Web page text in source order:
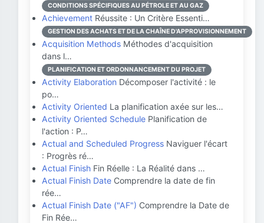
CONDITIONS SPÉCIFIQUES AU PÉTROLE ET AU GAZ
Achievement Réussite : Un Critère Essenti…
GESTION DES ACHATS ET DE LA CHAÎNE D'APPROVISIONNEMENT
Acquisition Methods Méthodes d'acquisition
dans l…
PLANIFICATION ET ORDONNANCEMENT DU PROJET
Activity Elaboration Décomposer l'activité : le
po…
Activity Oriented La planification axée sur les…
Activity Oriented Schedule Planification de
l'action : P…
Actual and Scheduled Progress Naviguer l'écart
: Progrès ré…
Actual Finish Fin Réelle : La Réalité dans …
Actual Finish Date Comprendre la date de fin
rée…
Actual Finish Date ("AF") Comprendre la Date de
Fin Rée…